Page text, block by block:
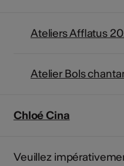
Ateliers Afflatus
Atelier Bols
Chloé Cina
Veuillez